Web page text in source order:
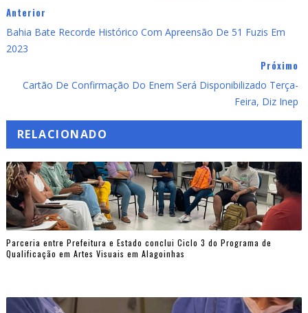
Anterior
Bahia Bate Recorde Histórico Com Apreensão De 51 Fuzis Em
2023
Próximo
Cartão De Confirmação Do Enem Será Disponibilizado Terça-
Feira, Diz Inep
RELACIONADO
Parceria entre Prefeitura e Estado conclui Ciclo 3 do Programa de
Qualificação em Artes Visuais em Alagoinhas